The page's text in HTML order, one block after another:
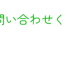
合わせく